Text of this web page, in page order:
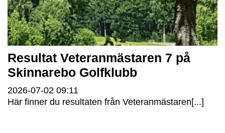
Resultat Veteranmästaren 7 på
Skinnarebo Golfklubb
2026-07-02 09:11
Här finner du resultaten från Veteranmästaren[...]